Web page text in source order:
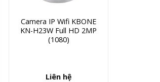
Camera IP Wifi KBONE
KN-H23W Full HD 2MP
(1080)
Liên hệ